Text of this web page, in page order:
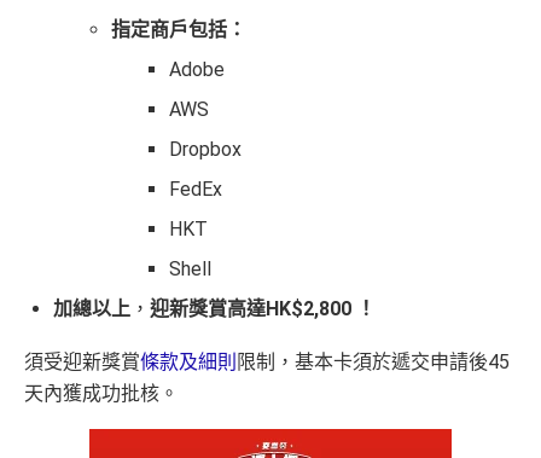
指定商戶包括：
Adobe
AWS
Dropbox
FedEx
HKT
Shell
加總以上 ， 迎新獎賞高達HK$2,800 ！
須受迎新獎賞條款及細則 限制，基本卡須於遞交申請後45
天內獲成功批核。